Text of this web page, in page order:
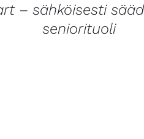
– sähköisesti
seniorituoli